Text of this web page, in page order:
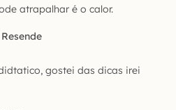
atrapalhar é o calor.
gostei das dicas irei